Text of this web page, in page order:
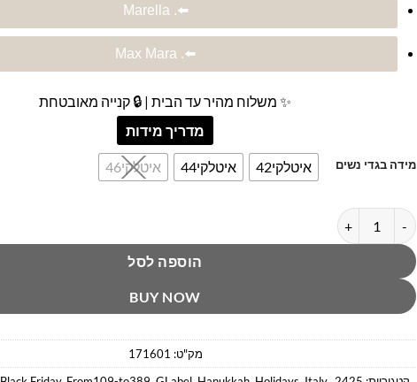
⬅️. Marella
⬅️. Max Mara
✨ משלוח מהיר עד הבית | 🔒 קנייה מאובטחת
מדריך מידות
מידה בגדי נשים איטלקי42 איטלקי44 איטלקי46
כמות של מכנסי פשתן קצרים מארלה
הוספה לסל
BUY NOW
מק"ט: 171601